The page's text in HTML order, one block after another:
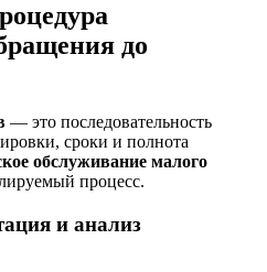
до
— это последовательность
сроки и полнота
обслуживание малого
процесс.
и анализ